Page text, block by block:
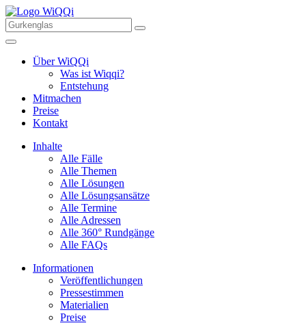
Über WiQQi
Was ist Wiqqi?
Entstehung
Mitmachen
Preise
Kontakt
Inhalte
Alle Fälle
Alle Themen
Alle Lösungen
Alle Lösungsansätze
Alle Termine
Alle Adressen
Alle 360° Rundgänge
Alle FAQs
Informationen
Veröffentlichungen
Pressestimmen
Materialien
Preise